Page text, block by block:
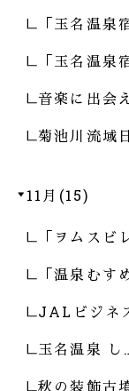
「玉名温泉
「玉名温泉
音楽に出会
菊池川流域
11月(15)
「ヲムスビ
「温泉むす
JALビジネ
玉名温泉 し
秋の装飾古